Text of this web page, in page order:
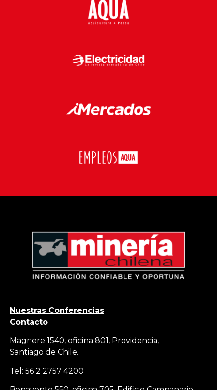
Nuestras Conferencias
Contacto
Magnere 1540, oficina 801, Providencia,
Santiago de Chile.
Tel: 56 2 2757 4200